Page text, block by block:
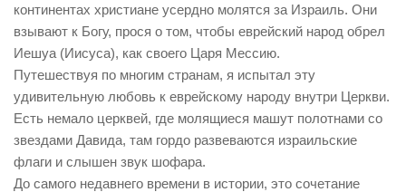
континентах христиане усердно молятся за Израиль. Они
взывают к Богу, прося о том, чтобы еврейский народ обрел
Иешуа (Иисуса), как своего Царя Мессию.
Путешествуя по многим странам, я испытал эту
удивительную любовь к еврейскому народу внутри Церкви.
Есть немало церквей, где молящиеся машут полотнами со
звездами Давида, там гордо развеваются израильские
флаги и слышен звук шофара.
До самого недавнего времени в истории, это сочетание